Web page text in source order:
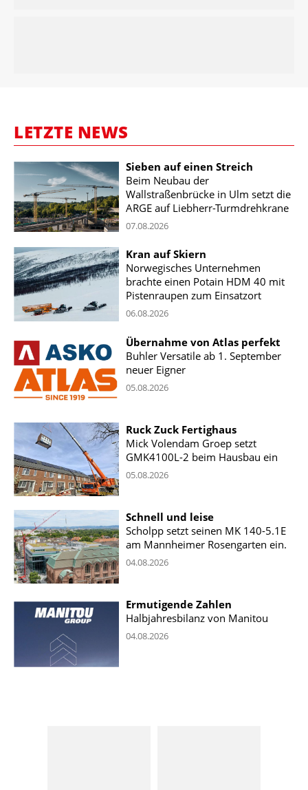
LETZTE NEWS
Sieben auf einen Streich
Beim Neubau der
Wallstraßenbrücke in Ulm setzt die
ARGE auf Liebherr-Turmdrehkrane
07.08.2026
Kran auf Skiern
Norwegisches Unternehmen
brachte einen Potain HDM 40 mit
Pistenraupen zum Einsatzort
06.08.2026
Übernahme von Atlas perfekt
Buhler Versatile ab 1. September
neuer Eigner
05.08.2026
Ruck Zuck Fertighaus
Mick Volendam Groep setzt
GMK4100L-2 beim Hausbau ein
05.08.2026
Schnell und leise
Scholpp setzt seinen MK 140-5.1E
am Mannheimer Rosengarten ein.
04.08.2026
Ermutigende Zahlen
Halbjahresbilanz von Manitou
04.08.2026